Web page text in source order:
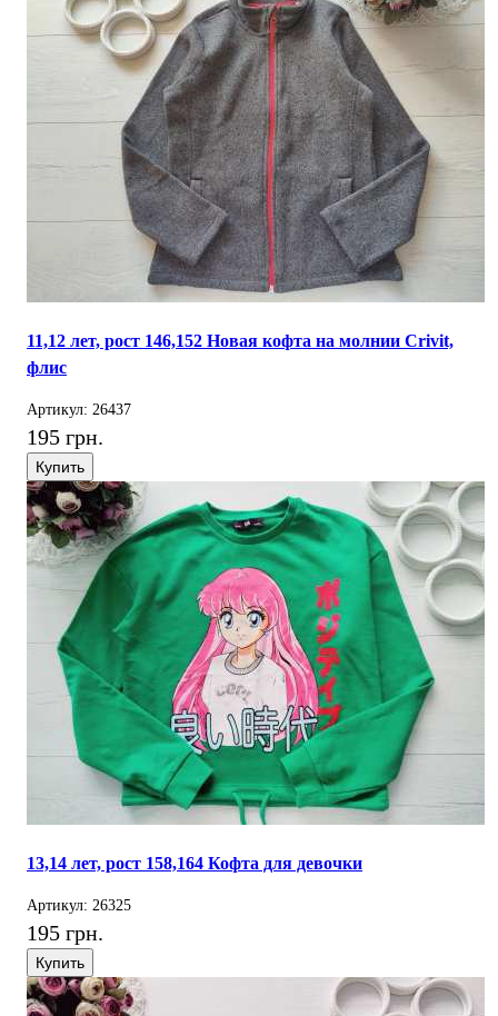
11,12 лет, рост 146,152 Новая кофта на молнии Crivit,
флис
Артикул: 26437
195 грн.
Купить
13,14 лет, рост 158,164 Кофта для девочки
Артикул: 26325
195 грн.
Купить